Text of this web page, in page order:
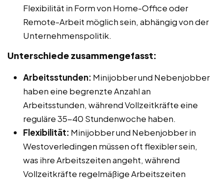
Flexibilität in Form von Home-Office oder
Remote-Arbeit möglich sein, abhängig von der
Unternehmenspolitik.
Unterschiede zusammengefasst:
Arbeitsstunden: Minijobber und Nebenjobber
haben eine begrenzte Anzahl an
Arbeitsstunden, während Vollzeitkräfte eine
reguläre 35-40 Stundenwoche haben.
Flexibilität: Minijobber und Nebenjobber in
Westoverledingen müssen oft flexibler sein,
was ihre Arbeitszeiten angeht, während
Vollzeitkräfte regelmäßige Arbeitszeiten